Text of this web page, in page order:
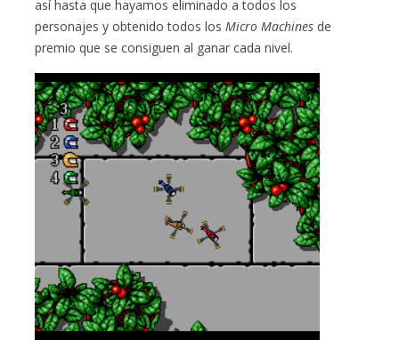
así hasta que hayamos eliminado a todos los
personajes y obtenido todos los Micro Machines de
premio que se consiguen al ganar cada nivel.